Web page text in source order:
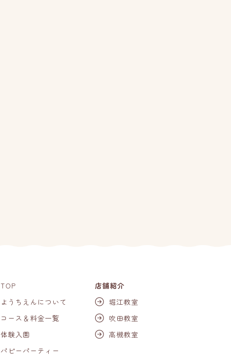
TOP
ようちえんについて
コース＆料金一覧
体験入園
パピーパーティー
店舗紹介
堀江教室
吹田教室
高槻教室